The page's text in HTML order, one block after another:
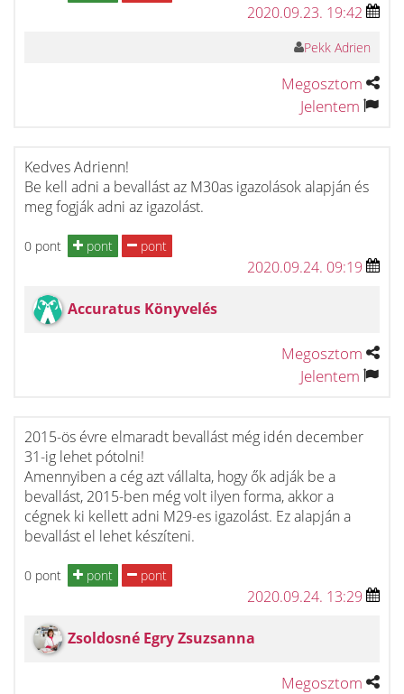
2020.09.23. 19:42
Pekk Adrien
Megosztom
Jelentem
Kedves Adrienn!
Be kell adni a bevallást az M30as igazolások alapján és
meg fogják adni az igazolást.
0 pont pont pont
2020.09.24. 09:19
Accuratus Könyvelés
Megosztom
Jelentem
2015-ös évre elmaradt bevallást még idén december
31-ig lehet pótolni!
Amennyiben a cég azt vállalta, hogy ők adják be a
bevallást, 2015-ben még volt ilyen forma, akkor a
cégnek ki kellett adni M29-es igazolást. Ez alapján a
bevallást el lehet készíteni.
0 pont pont pont
2020.09.24. 13:29
Zsoldosné Egry Zsuzsanna
Megosztom